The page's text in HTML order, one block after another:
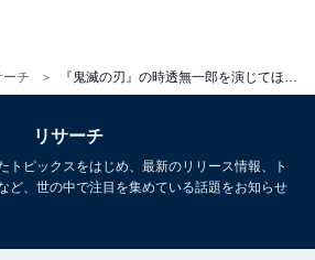
ーチゆき プロフィール
で執筆中のライター。時々、店舗
事も担当。All AboutおよびAll
イター歴は5年。
リサーチ
トピックスをはじめ、最新のリリース情報、ト
ど、世の中で注目を集めている話題をお知らせ